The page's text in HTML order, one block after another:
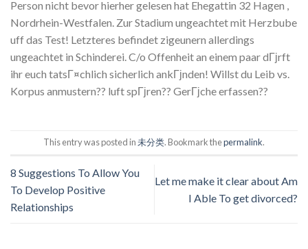
Person nicht bevor hierher gelesen hat Ehegattin 32 Hagen ,
Nordrhein-Westfalen. Zur Stadium ungeachtet mit Herzbube
uff das Test! Letzteres befindet zigeunern allerdings
ungeachtet in Schinderei. C/o Offenheit an einem paar dГјrft
ihr euch tatsГ¤chlich sicherlich ankГјnden! Willst du Leib vs.
Korpus anmustern?? luft spГјren?? GerГјche erfassen??
This entry was posted in未分类. Bookmark thepermalink.
8 Suggestions To Allow You
To Develop Positive
Relationships
Let me make it clear about Am
I Able To get divorced?